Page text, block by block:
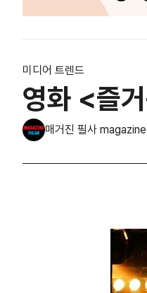
미디어 트렌드
영화 <즐
매거진 필사